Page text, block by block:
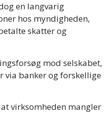
en langvarig
hos myndigheden,
skatter og
mod selskabet,
via banker og forskellige
virksomheden mangler